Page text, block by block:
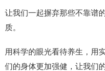
让我们一起摒弃那些不靠谱
质。
用科学的眼光看待养生，用
们的身体更加强健，让我们